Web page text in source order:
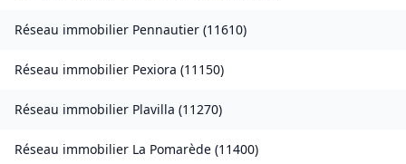
Réseau immobilier Pennautier (11610)
Réseau immobilier Pexiora (11150)
Réseau immobilier Plavilla (11270)
Réseau immobilier La Pomarède (11400)